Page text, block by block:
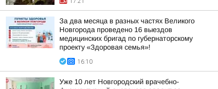
За два месяца в разных частях Великого
Новгорода проведено 16 выездов
медицинских бригад по губернаторскому
проекту «Здоровая семья»!
16:10
Уже 10 лет Новгородский врачебно-